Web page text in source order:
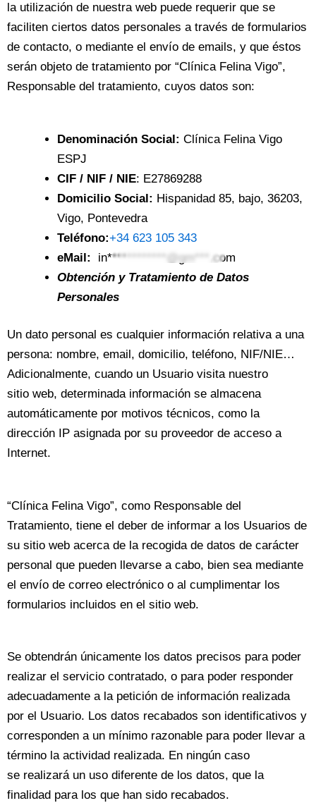
la utilización de nuestra web puede requerir que se
faciliten ciertos datos personales a través de formularios
de contacto, o mediante el envío de emails, y que éstos
serán objeto de tratamiento por “Clínica Felina Vigo”,
Responsable del tratamiento, cuyos datos son:
Denominación Social: Clínica Felina Vigo
ESPJ
CIF / NIF / NIE: E27869288
Domicilio Social: Hispanidad 85, bajo, 36203,
Vigo, Pontevedra
Teléfono:+34 623 105 343
eMail:
in************@gm***.com
Obtención y Tratamiento de Datos
Personales
Un dato personal es cualquier información relativa a una
persona: nombre, email, domicilio, teléfono, NIF/NIE…
Adicionalmente, cuando un Usuario visita nuestro
sitio web, determinada información se almacena
automáticamente por motivos técnicos, como la
dirección IP asignada por su proveedor de acceso a
Internet.
“Clínica Felina Vigo”, como Responsable del
Tratamiento, tiene el deber de informar a los Usuarios de
su sitio web acerca de la recogida de datos de carácter
personal que pueden llevarse a cabo, bien sea mediante
el envío de correo electrónico o al cumplimentar los
formularios incluidos en el sitio web.
Se obtendrán únicamente los datos precisos para poder
realizar el servicio contratado, o para poder responder
adecuadamente a la petición de información realizada
por el Usuario. Los datos recabados son identificativos y
corresponden a un mínimo razonable para poder llevar a
término la actividad realizada. En ningún caso
se realizará un uso diferente de los datos, que la
finalidad para los que han sido recabados.